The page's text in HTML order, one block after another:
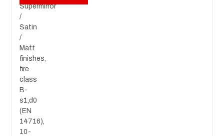
Supermirror
/
Satin
/
Matt
finishes,
fire
class
B-
s1,d0
(EN
14716),
10-